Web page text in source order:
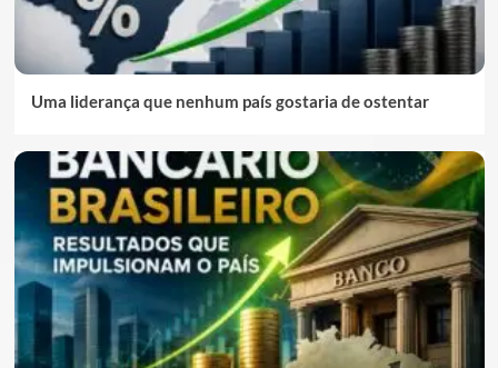
Uma liderança que nenhum país gostaria de ostentar